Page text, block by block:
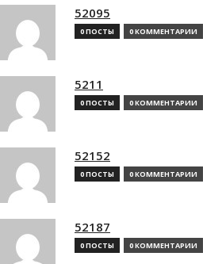
52095
0 ПОСТЫ 0 КОММЕНТАРИИ
5211
0 ПОСТЫ 0 КОММЕНТАРИИ
52152
0 ПОСТЫ 0 КОММЕНТАРИИ
52187
0 ПОСТЫ 0 КОММЕНТАРИИ